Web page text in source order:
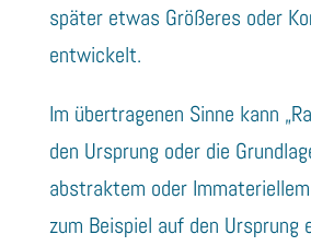
später etwas Größeres oder
entwickelt.
Im übertragenen Sinne kann
den Ursprung oder die
abstraktem oder
zum Beispiel auf den Ursprung